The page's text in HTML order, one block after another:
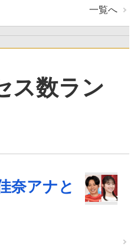
一覧へ
ス数ラン
奈アナと